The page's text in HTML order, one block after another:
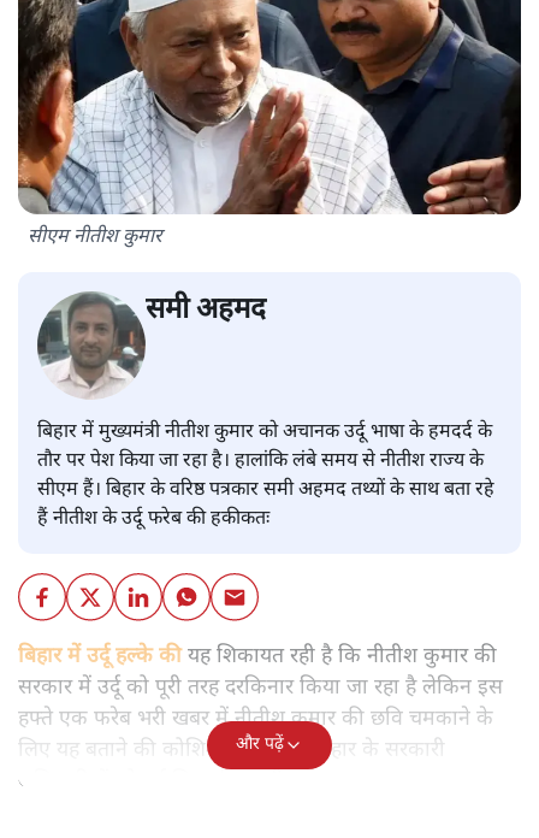
सीएम नीतीश कुमार
समी अहमद
बिहार में मुख्यमंत्री नीतीश कुमार को अचानक उर्दू भाषा के हमदर्द के
तौर पर पेश किया जा रहा है। हालांकि लंबे समय से नीतीश राज्य के
सीएम हैं। बिहार के वरिष्ठ पत्रकार समी अहमद तथ्यों के साथ बता रहे
हैं नीतीश के उर्दू फरेब की हकीकतः
बिहार में उर्दू हल्के कीयह शिकायत रही है कि नीतीश कुमार की
सरकार में उर्दू को पूरी तरह दरकिनार किया जा रहा है लेकिन इस
हफ्ते एक फरेब भरी खबर में नीतीश कुमार की छवि चमकाने के
लिए यह बताने की कोशिश की गई कि बिहार के सरकारी
अधिकारियों को उर्दू सिखाई जाएगी।
और पढ़ें